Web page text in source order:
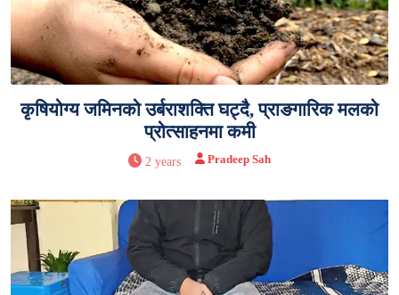
कृषियोग्य जमिनको उर्बराशक्ति घट्दै, प्राङगारिक मलको
प्रोत्साहनमा कमी
2 years Pradeep Sah